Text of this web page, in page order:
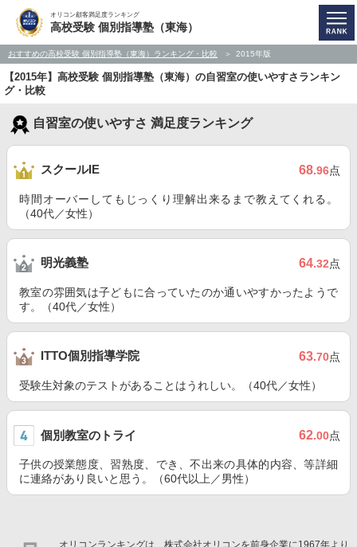
オリコン顧客満足度ランキング
高校受験 個別指導塾（東海）
おすすめの高校受験 個別指導塾（東海）ランキング・比較 2015年版
【2015年】高校受験 個別指導塾（東海）の自習室の使いやすさランキン
グ・比較
自習室の使いやすさ 満足度ランキング
スクールIE 68.96点
時間オーバーしてもじっくり理解出来るまで教えてくれる。
（40代／女性）
明光義塾 64.32点
教室の雰囲気は子どもに合っていたのか通いやすかったようで
す。（40代／女性）
ITTO個別指導学院 63.70点
受験生対象のテストがあることはうれしい。（40代／女性）
個別教室のトライ 62.00点
子供の授業態度、習熟度、でき、不出来の具体的内容、等詳細
に連絡があり良いと思う。（60代以上／男性）
オリコンランキングは、株式会社オリコンを前身企業に1967年より